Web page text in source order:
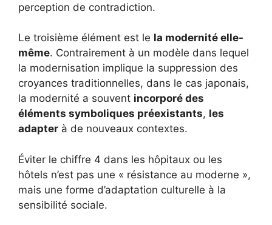
perception de contradiction.
Le troisième élément est le la modernité elle-
même. Contrairement à un modèle dans lequel
la modernisation implique la suppression des
croyances traditionnelles, dans le cas japonais,
la modernité a souvent incorporé des
éléments symboliques préexistants, les
adapter à de nouveaux contextes.
Éviter le chiffre 4 dans les hôpitaux ou les
hôtels n’est pas une « résistance au moderne »,
mais une forme d’adaptation culturelle à la
sensibilité sociale.